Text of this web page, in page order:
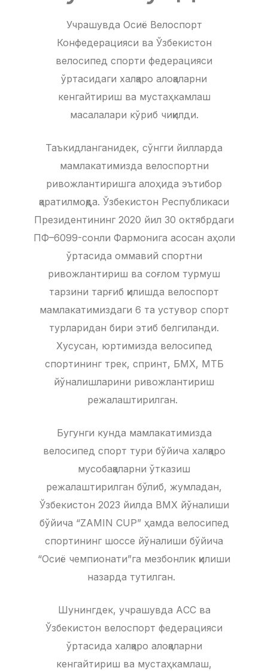
Учрашувда Осиё Велоспорт
Конфедерацияси ва Ўзбекистон
велосипед спорти федерацияси
ўртасидаги халқаро алоқаларни
кенгайтириш ва мустаҳкамлаш
масалалари кўриб чиқилди.
Таъкидланганидек, сўнгги йилларда
мамлакатимизда велоспортни
ривожлантиришга алоҳида эътибор
қаратилмоқда. Ўзбекистон Республикаси
Президентининг 2020 йил 30 октябрдаги
ПФ–6099-сонли Фармонига асосан аҳоли
ўртасида оммавий спортни
ривожлантириш ва соғлом турмуш
тарзини тарғиб қилишда велоспорт
мамлакатимиздаги 6 та устувор спорт
турларидан бири этиб белгиланди.
Хусусан, юртимизда велосипед
спортининг трек, спринт, БМХ, МТБ
йўналишларини ривожлантириш
режалаштирилган.
Бугунги кунда мамлакатимизда
велосипед спорт тури бўйича халқаро
мусобақаларни ўтказиш
режалаштирилган бўлиб, жумладан,
Ўзбекистон 2023 йилда ВМХ йўналиши
бўйича “ZAMIN CUP” ҳамда велосипед
спортининг шоссе йўналиши бўйича
“Осиё чемпионати”га мезбонлик қилиши
назарда тутилган.
Шунингдек, учрашувда АCC ва
Ўзбекистон велоспорт федерацияси
ўртасида халқаро алоқаларни
кенгайтириш ва мустаҳкамлаш,